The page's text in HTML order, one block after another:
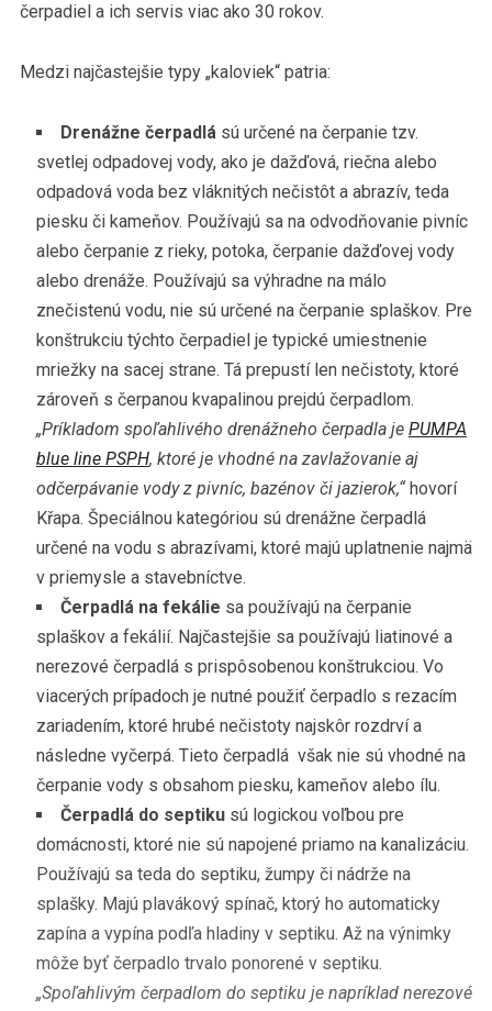
čerpadiel a ich servis viac ako 30 rokov.
Medzi najčastejšie typy „kaloviek“ patria:
Drenážne čerpadlású určené na čerpanie tzv.
svetlej odpadovej vody, ako je dažďová, riečna alebo
odpadová voda bez vláknitých nečistôt a abrazív, teda
piesku či kameňov. Používajú sa na odvodňovanie pivníc
alebo čerpanie z rieky, potoka, čerpanie dažďovej vody
alebo drenáže. Používajú sa výhradne na málo
znečistenú vodu, nie sú určené na čerpanie splaškov. Pre
konštrukciu týchto čerpadiel je typické umiestnenie
mriežky na sacej strane. Tá prepustí len nečistoty, ktoré
zároveň s čerpanou kvapalinou prejdú čerpadlom.
„Príkladom spoľahlivého drenážneho čerpadla je PUMPA
blue line PSPH, ktoré je vhodné na zavlažovanie aj
odčerpávanie vody z pivníc, bazénov či jazierok,“hovorí
Křapa. Špeciálnou kategóriou sú drenážne čerpadlá
určené na vodu s abrazívami, ktoré majú uplatnenie najmä
v priemysle a stavebníctve.
Čerpadlá na fekálie sa používajú na čerpanie
splaškov a fekálií. Najčastejšie sa používajú liatinové a
nerezové čerpadlá s prispôsobenou konštrukciou. Vo
viacerých prípadoch je nutné použiť čerpadlo s rezacím
zariadením, ktoré hrubé nečistoty najskôr rozdrví a
následne vyčerpá. Tieto čerpadlá však nie sú vhodné na
čerpanie vody s obsahom piesku, kameňov alebo ílu.
Čerpadlá do septikusú logickou voľbou pre
domácnosti, ktoré nie sú napojené priamo na kanalizáciu.
Používajú sa teda do septiku, žumpy či nádrže na
splašky. Majú plavákový spínač, ktorý ho automaticky
zapína a vypína podľa hladiny v septiku. Až na výnimky
môže byť čerpadlo trvalo ponorené v septiku.
„Spoľahlivým čerpadlom do septiku je napríklad nerezové